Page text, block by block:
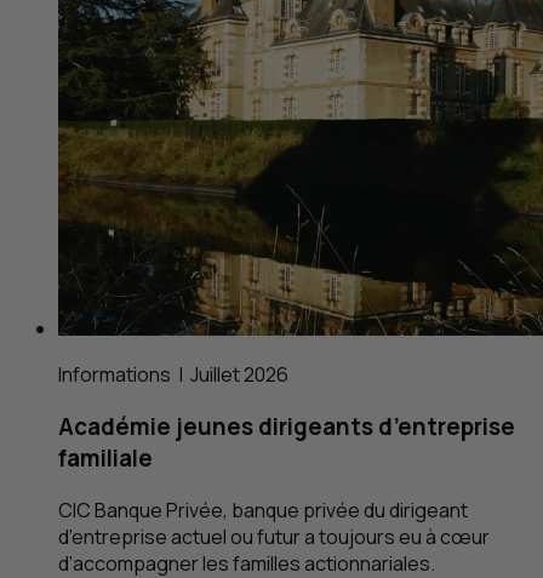
Informations | Juillet 2026
Académie jeunes dirigeants d’entreprise
familiale
CIC Banque Privée, banque privée du dirigeant
d’entreprise actuel ou futur a toujours eu à cœur
d’accompagner les familles actionnariales.